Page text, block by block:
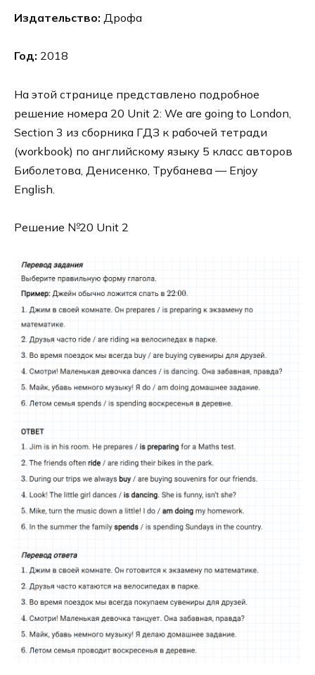
Издательство: Дрофа
Год: 2018
На этой странице представлено подробное
решение номера 20 Unit 2: We are going to London,
Section 3 из сборника ГДЗ к рабочей тетради
(workbook) по английскому языку 5 класс авторов
Биболетова, Денисенко, Трубанева — Enjoy
English.
Решение №20 Unit 2